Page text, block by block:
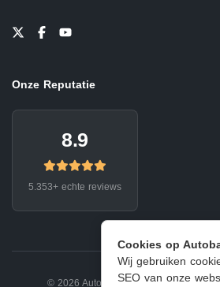
Cookies op
Wij gebruiken
SEO van onze
Onze Reputatie
8.9
5.353+ echte reviews
© 2026 Autobanden Prijsvechter.